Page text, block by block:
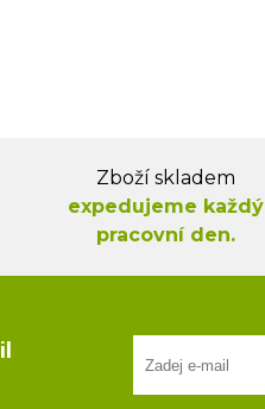
Zboží skladem
expedujeme každý
pracovní den.